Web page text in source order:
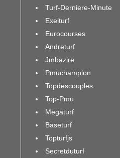
Turf-Derniere-Minute
Exelturf
Eurocourses
Andreturf
Jmbazire
Pmuchampion
Topdescouples
Top-Pmu
Megaturf
Baseturf
Topturfjs
Secretduturf